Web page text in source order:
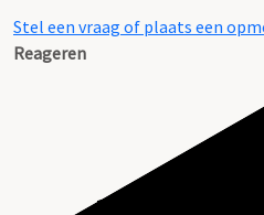
Stel een vraag of plaats een
Reageren